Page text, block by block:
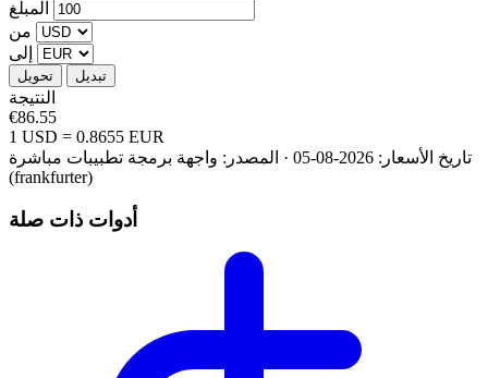
المبلغ
من
إلى
تحويل تبديل
النتيجة
€86.55
1 USD = 0.8655 EUR
تاريخ الأسعار: 2026-08-05 · المصدر: واجهة برمجة تطبيبات مباشرة
(frankfurter)
أدوات ذات صلة